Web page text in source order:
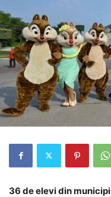
36 de elevi din